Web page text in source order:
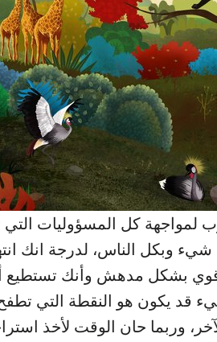
لمواجهة كل المسؤوليات التي
وبكل الناس، لدرجة انك
بشكل مدهش وأنك تستطيع
قد يكون هو النقطة التي تطفح
وربما حان الوقت لأخذ